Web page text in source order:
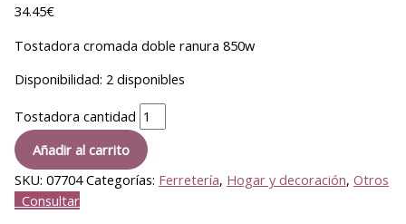
34.45€
Tostadora cromada doble ranura 850w
Disponibilidad: 2 disponibles
Tostadora cantidad
Añadir al carrito
SKU: 07704 Categorías: Ferretería, Hogar y decoración, Otros
Consultar